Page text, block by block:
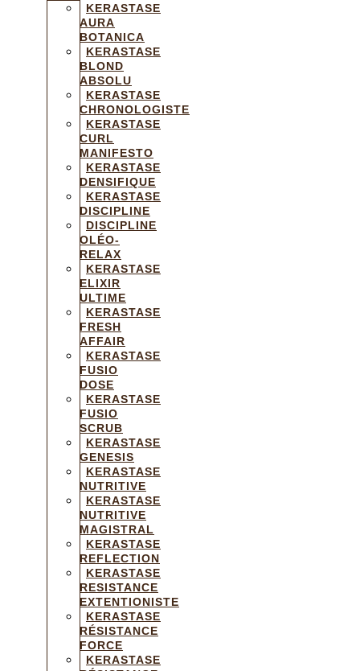
KERASTASE
AURA
BOTANICA
KERASTASE
BLOND
ABSOLU
KERASTASE
CHRONOLOGISTE
KERASTASE
CURL
MANIFESTO
KERASTASE
DENSIFIQUE
KERASTASE
DISCIPLINE
DISCIPLINE
OLÉO-
RELAX
KERASTASE
ELIXIR
ULTIME
KERASTASE
FRESH
AFFAIR
KERASTASE
FUSIO
DOSE
KERASTASE
FUSIO
SCRUB
KERASTASE
GENESIS
KERASTASE
NUTRITIVE
KERASTASE
NUTRITIVE
MAGISTRAL
KERASTASE
REFLECTION
KERASTASE
RESISTANCE
EXTENTIONISTE
KERASTASE
RÉSISTANCE
FORCE
KERASTASE